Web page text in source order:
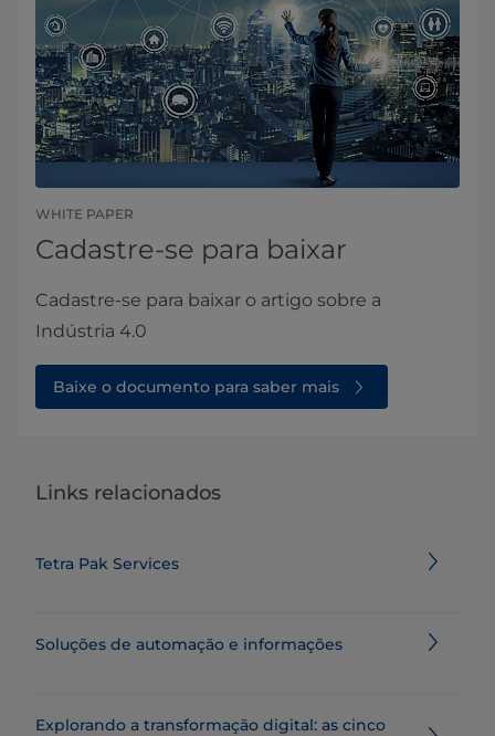
WHITE PAPER
Cadastre-se para baixar
Cadastre-se para baixar o artigo sobre a
Indústria 4.0
Baixe o documento para saber mais
Links relacionados
Tetra Pak Services
Soluções de automação e informações
Explorando a transformação digital: as cinco